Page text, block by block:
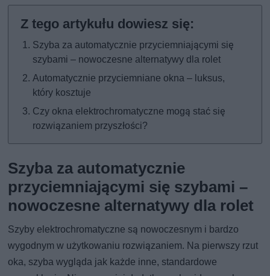
Szyba za automatycznie przyciemniającymi się
szybami – nowoczesne alternatywy dla rolet
Automatycznie przyciemniane okna – luksus,
który kosztuje
Czy okna elektrochromatyczne mogą stać się
rozwiązaniem przyszłości?
Szyba za automatycznie
przyciemniającymi się szybami –
nowoczesne alternatywy dla rolet
Szyby elektrochromatyczne są nowoczesnym i bardzo
wygodnym w użytkowaniu rozwiązaniem. Na pierwszy rzut
oka, szyba wygląda jak każde inne, standardowe